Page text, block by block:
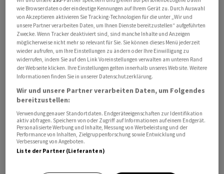
aus.
Der Geschäftsbetrieb laufe uneingeschränkt weiter,
berichtete die «Mitteldeutsche Zeitung». Das
Unternehmen habe den Magdeburger
Sanierungsexperten Nico Kämpfert unter anderem mit
Insolvenzverwalter ist Ulrich Luppe aus Halle.
Zekiwa (Zeitzer Kinderwagenindustrie) galt vor 1990
mengenmässig als der grösste Kinderwagenhersteller in
Europa. Produziert wurde für den osteuropäischen
Unternehmen./bz/DP/he
wie Browserdaten oder eindeutige Kennungen auf Ihrem Gerät zu. Durch Auswahl
von Akzeptieren aktivieren Sie Tracking-Technologien für die unter „Wir und
unsere Partner verarbeiten Daten, um Ihnen Dienste bereitzustellen“ aufgeführten
Zwecke. Wenn Tracker deaktiviert sind, sind manche Inhalte und Anzeigen
möglicherweise nicht mehr so relevant für Sie. Sie können dieses Menü jederzeit
wieder aufrufen, um Ihre Einstellungen zu ändern oder Ihre Einwilligung zu
widerrufen, indem Sie auf den Link Voreinstellungen verwalten am unteren Rand
der Webseite klicken. Ihre Einstellungen gelten innerhalb unseres Website. Weitere
Informationen finden Sie in unserer Datenschutzerklärung.
Wir und unsere Partner verarbeiten Daten, um Folgendes
bereitzustellen:
Verwendung genauer Standortdaten. Endgeräteeigenschaften zur Identifikation
aktiv abfragen. Speichern von oder Zugriff auf Informationen auf einem Endgerät.
Personalisierte Werbung und Inhalte, Messung von Werbeleistung und der
Performance von Inhalten, Zielgruppenforschung sowie Entwicklung und
Verbesserung von Angeboten.
Liste der Partner (Lieferanten)